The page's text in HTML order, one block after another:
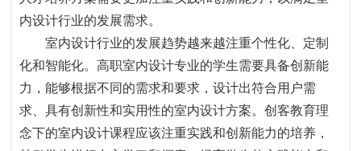
内设计行业的发展需求。
室内设计行业的发展趋势越来越注重个性化、定制
化和智能化。高职室内设计专业的学生需要具备创新能
力 ，能够根据不同的需求和要求 ，设计出符合用户需
求、具有创新性和实用性的室内设计方案。创客教育理
念下的室内设计课程应该注重实践和创新能力的培养 ，